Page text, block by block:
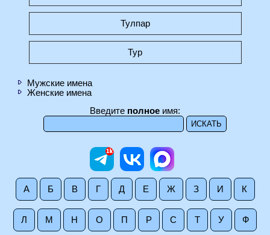
Тулпар
Тур
Мужские имена
Женские имена
Введите полное имя:
А Б В Г Д Е Ж З И К
Л М Н О П Р С Т У Ф